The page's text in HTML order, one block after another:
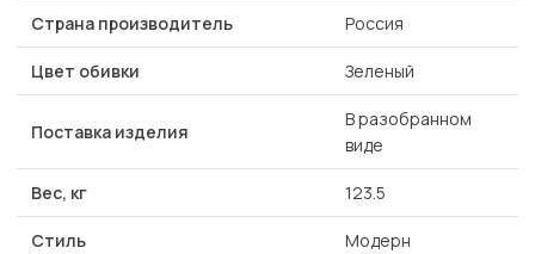
Страна производитель Россия
Цвет обивки Зеленый
Поставка изделия
В разобранном
виде
Вес, кг 123.5
Стиль Модерн